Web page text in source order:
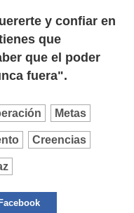
y confiar en
que
que el poder
fuera".
Metas
Creencias